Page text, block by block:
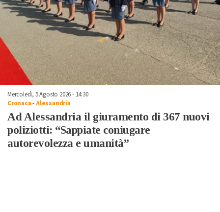
Mercoledì, 5 Agosto 2026 - 14:30
Cronaca-Alessandria
Ad Alessandria il giuramento di 367 nuovi
poliziotti: “Sappiate coniugare
autorevolezza e umanità”